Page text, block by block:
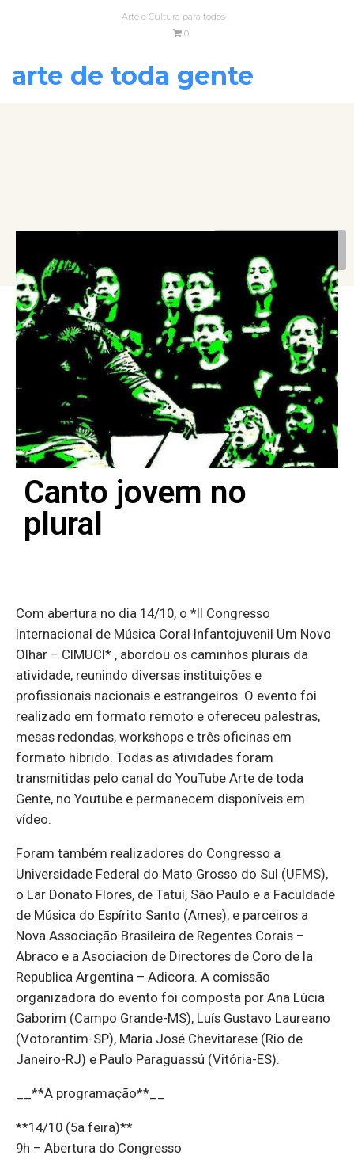
Arte e Cultura para todos
0
arte de toda gente
Canto jovem no
plural
Com abertura no dia 14/10, o *II Congresso
Internacional de Música Coral Infantojuvenil Um Novo
Olhar – CIMUCI* , abordou os caminhos plurais da
atividade, reunindo diversas instituições e
profissionais nacionais e estrangeiros. O evento foi
realizado em formato remoto e ofereceu palestras,
mesas redondas, workshops e três oficinas em
formato híbrido. Todas as atividades foram
transmitidas pelo canal do YouTube Arte de toda
Gente, no Youtube e permanecem disponíveis em
vídeo.
Foram também realizadores do Congresso a
Universidade Federal do Mato Grosso do Sul (UFMS),
o Lar Donato Flores, de Tatuí, São Paulo e a Faculdade
de Música do Espírito Santo (Ames), e parceiros a
Nova Associação Brasileira de Regentes Corais –
Abraco e a Asociacion de Directores de Coro de la
Republica Argentina – Adicora. A comissão
organizadora do evento foi composta por Ana Lúcia
Gaborim (Campo Grande-MS), Luís Gustavo Laureano
(Votorantim-SP), Maria José Chevitarese (Rio de
Janeiro-RJ) e Paulo Paraguassú (Vitória-ES).
__**A programação**__
**14/10 (5a feira)**
9h – Abertura do Congresso